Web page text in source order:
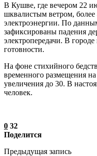
В Кушве, где вечером 22
шквалистым ветром, более
электроэнергии. По
зафиксированы падения
электропередачи. В
готовности.
На фоне стихийного
временного размещения
увеличения до 30. В
человек.
0 32
Поделится
Предыдущая запись